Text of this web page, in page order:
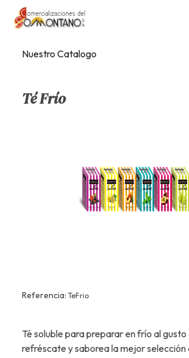
Nuestro Catalogo
Té Frío
Referencia: TeFrio
Té soluble para preparar en frío al
refréscate y saborea la mejor selección